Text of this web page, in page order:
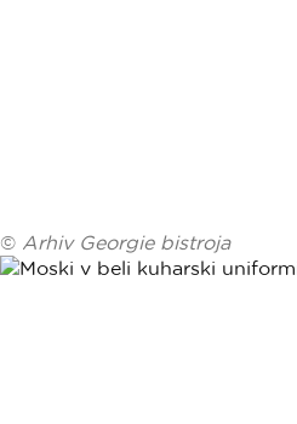
© Arhiv Georgie bistroja